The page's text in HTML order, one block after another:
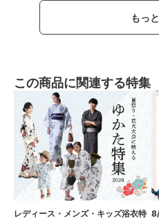
もっ
この商品に関連する特集
レディース・メンズ・キッズ浴衣特